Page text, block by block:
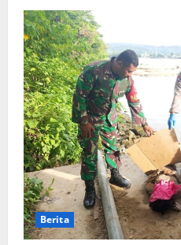
Berita